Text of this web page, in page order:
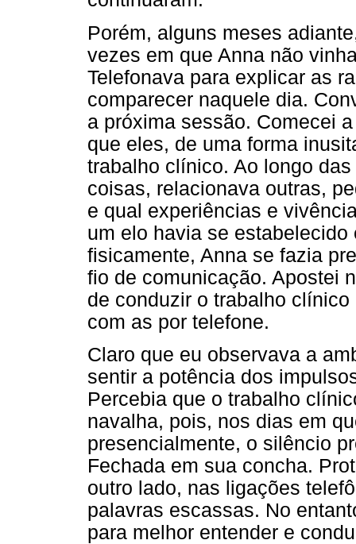
Porém, alguns meses
vezes em que Anna não
Telefonava para explicar as
comparecer naquele dia.
a próxima sessão. Comecei
que eles, de uma forma
trabalho clínico. Ao longo
coisas, relacionava outras,
e qual experiências e
um elo havia se
fisicamente, Anna se fazia
fio de comunicação. Apostei
de conduzir o trabalho
com as por telefone.
Claro que eu observava a
sentir a potência dos
Percebia que o trabalho
navalha, pois, nos dias em
presencialmente, o silêncio
Fechada em sua concha.
outro lado, nas ligações
palavras escassas. No
para melhor entender e